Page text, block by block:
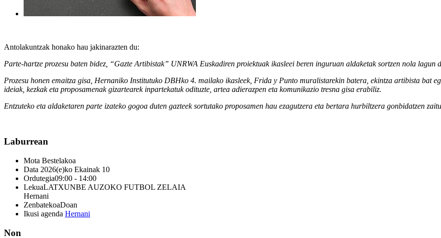
Antolakuntzak honako hau jakinarazten du:
Parte-hartze prozesu baten bidez , “Gazte Artibistak” UNRWA Euskadiren proiektuak ikasleei beren inguruan aldaketaksortzen nola lagun
Prozesu honen emaitza gisa Hernaniko Institutuko DBHko 4. mailako ikasleek, Frida y Punto muralistarekin batera, ekintza artibista bat
ideiak, kezkaketa proposamenakgizartearek inpartekatuk odituzte artea adierazpen eta komunikazio tresna gisa erabiliz.
Entzuteko eta aldaketaren parte izateko gogoa duten gazteeksortutako proposamen hau ezagutzera eta bertara hurbiltzera gonbidatzen
Laburrean
Mota Bestelakoa
Data 2026(e)ko Ekainak 10
Ordutegia09:00 - 14:00
LekuaLATXUNBE AUZOKO FUTBOL ZELAIA
Hernani
ZenbatekoaDoan
Ikusi agenda Hernani
Non